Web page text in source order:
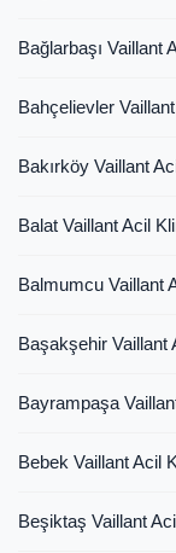
Bağlarbaşı Vaillant
Bahçelievler
Bakırköy Vaillant
Balat Vaillant Acil
Balmumcu Vaillant
Başakşehir Vaillant
Bayrampaşa
Bebek Vaillant Acil
Beşiktaş Vaillant